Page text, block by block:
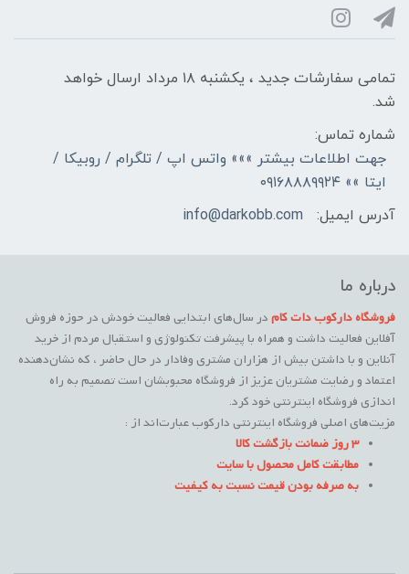
تمامی سفارشات جدید ، یکشنبه ۱۸ مرداد ارسال خواهد
شد.
شماره تماس:
جهت اطلاعات بیشتر »»» واتس اپ / تلگرام / روبیکا /
ایتا »» ۰۹۱۶۸۸۸۹۹۲۴
آدرس ایمیل:
info@darkobb.com
درباره ما
فروشگاه دارکوب دات کامدر سال‌های ابتدایی فعالیت خودش در حوزه فروش
آفلاین فعالیت داشت و همراه با پیشرفت تکنولوژی و استقبال مردم از خرید
آنلاین و با داشتن بیش از هزاران مشتری وفادار در حال حاضر ، که نشان‌دهنده
اعتماد و رضایت مشتریان عزیز از فروشگاه محبوبشان است تصمیم به راه
اندازی فروشگاه اینترنتی خود کرد.
مزیت‌های اصلی فروشگاه اینترنتی دارکوب عبارت‌اند از :
3 روز ضمانت بازگشت کالا
مطابقت کامل محصول با سایت
به صرفه بودن قیمت نسبت به کیفیت